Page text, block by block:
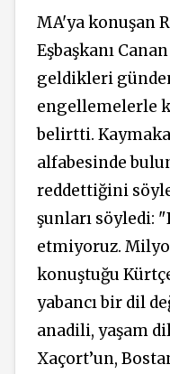
MA'ya konuşan
Eşbaşkanı
geldikleri
engellemelerle
belirtti.
alfabesinde
reddettiğini
şunları söyledi:
etmiyoruz.
konuştuğu
yabancı bir dil
anadili, yaşam
Xaçort’un,